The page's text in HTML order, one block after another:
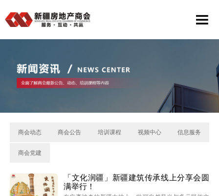
商会动态 商会公告 培训课程 视频中心 信息服务
商会党建
「文化润疆」新疆建筑传承线上分享会圆
满举行！